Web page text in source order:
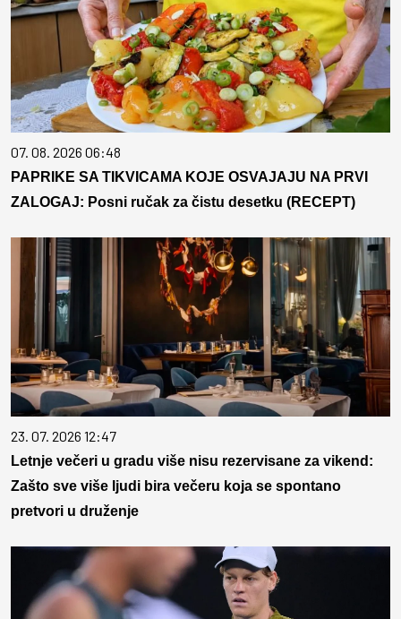
07. 08. 2026 06:48
PAPRIKE SA TIKVICAMA KOJE OSVAJAJU NA PRVI
ZALOGAJ: Posni ručak za čistu desetku (RECEPT)
23. 07. 2026 12:47
Letnje večeri u gradu više nisu rezervisane za vikend:
Zašto sve više ljudi bira večeru koja se spontano
pretvori u druženje